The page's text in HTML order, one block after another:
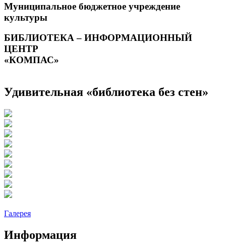
Муниципальное бюджетное учреждение
культуры
БИБЛИОТЕКА – ИНФОРМАЦИОННЫЙ
ЦЕНТР
«КОМПАС»
Удивительная «библиотека без стен»
Галерея
Информация